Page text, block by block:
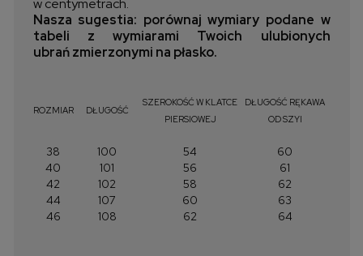
Nasza sugestia: porównaj wymiary podane w
tabeli z wymiarami Twoich ulubionych
ubrań zmierzonymi na płasko.
ROZMIAR DŁUGOŚĆ
SZEROKOŚĆ W KLATCE
PIERSIOWEJ
DŁUGOŚĆ RĘKAWA
OD SZYI
38 100 54
60
40
101 56
61
42
102 58
62
44
107 60
63
46
108 62 64